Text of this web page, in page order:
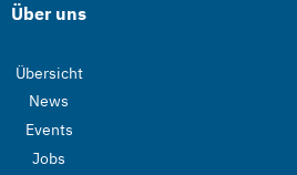
Über uns
Übersicht
News
Events
Jobs